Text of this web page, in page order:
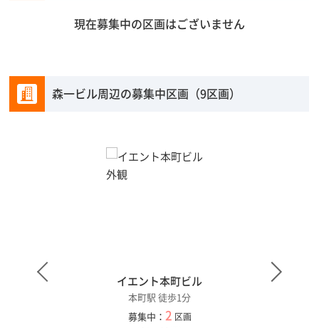
現在募集中の区画はございません
森一ビル周辺の募集中区画（9区画）
イエント本町ビル
本町駅 徒歩1分
募集中： 2 区画